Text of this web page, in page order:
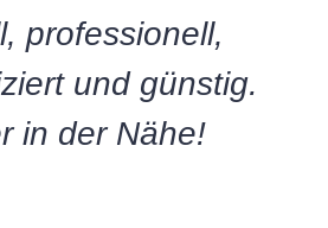
professionell,
und günstig.
in der Nähe!